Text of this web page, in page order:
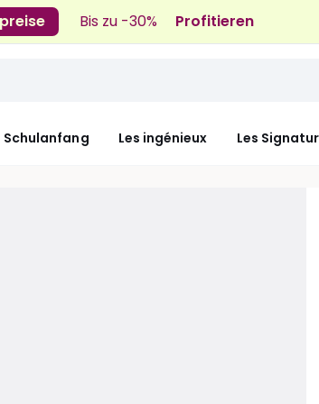
Bis zu -30% Profitieren
Schulanfang Les ingénieux Les